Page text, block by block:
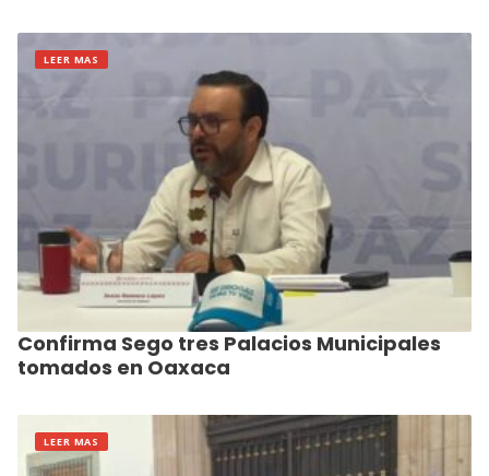
LEER MAS
Confirma Sego tres Palacios Municipales
tomados en Oaxaca
LEER MAS